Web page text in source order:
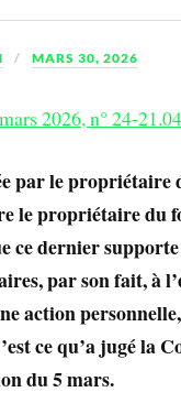
MARS 30, 2026
2026, n° 24-
par le propriétaire
le propriétaire du
ce dernier
par son fait, à
action
ce qu’a jugé la
du 5 mars.